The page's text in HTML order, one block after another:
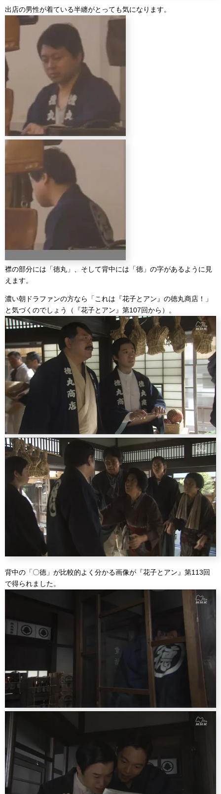
出店の男性が着ている半纏がとっても気になります。
襟の部分には「徳丸」、そして背中には「徳」の字があるように見
えます。
濃い朝ドラファンの方なら「これは『花子とアン』の徳丸商店！」
と気づくのでしょう（『花子とアン』第107回から）。
背中の「〇徳」が比較的よく分かる画像が『花子とアン』第113回
で得られました。